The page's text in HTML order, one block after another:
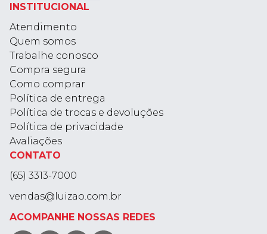
INSTITUCIONAL
Atendimento
Quem somos
Trabalhe conosco
Compra segura
Como comprar
Política de entrega
Política de trocas e devoluções
Política de privacidade
Avaliações
CONTATO
(65) 3313-7000
vendas@luizao.com.br
ACOMPANHE NOSSAS REDES